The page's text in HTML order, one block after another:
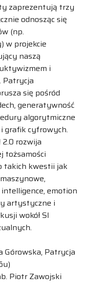
zaprezentują trzy
odnosząc się
(np.
w projekcie
naszą
i
Patrycja
się pośród
generatywność
algorytmiczne
grafik cyfrowych.
2.0 rozwija
tożsamości
takich kwestii jak
emotion
artystyczne i
wokół SI
Górowska, Patrycja
Piotr Zawojski